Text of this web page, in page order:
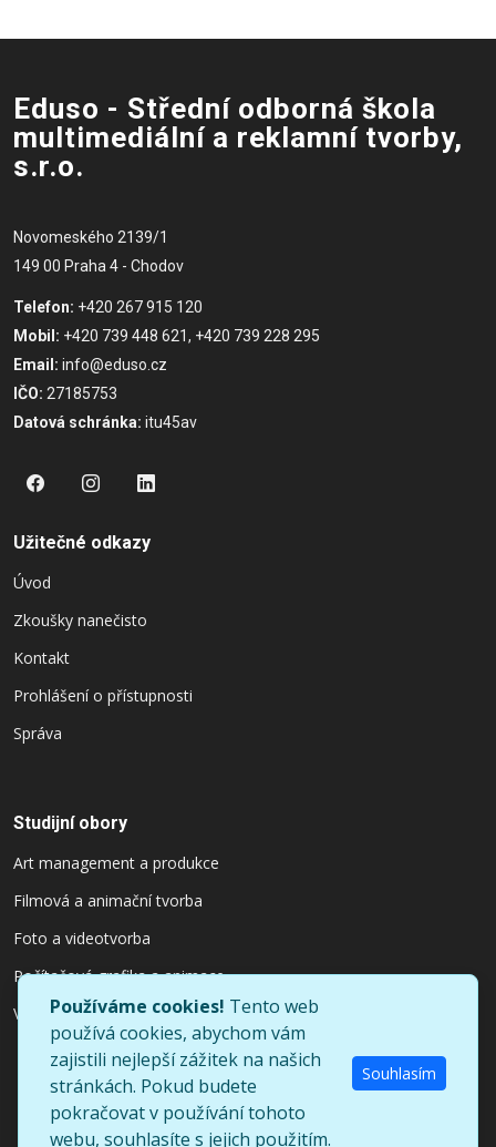
Eduso - Střední odborná škola
multimediální a reklamní tvorby,
s.r.o.
Novomeského 2139/1
149 00 Praha 4 - Chodov
Telefon: +420 267 915 120
Mobil: +420 739 448 621, +420 739 228 295
Email: info@eduso.cz
IČO: 27185753
Datová schránka: itu45av
Užitečné odkazy
Úvod
Zkoušky nanečisto
Kontakt
Prohlášení o přístupnosti
Správa
Studijní obory
Art management a produkce
Filmová a animační tvorba
Foto a videotvorba
Počítačová grafika a animace
Výtvarnictví a užitý design
©Copyright UpConstruction All Rights Reserved
Používáme cookies! Tento web
používá cookies, abychom vám
zajistili nejlepší zážitek na našich
stránkách. Pokud budete
pokračovat v používání tohoto
webu, souhlasíte s jejich použitím.
Souhlasím